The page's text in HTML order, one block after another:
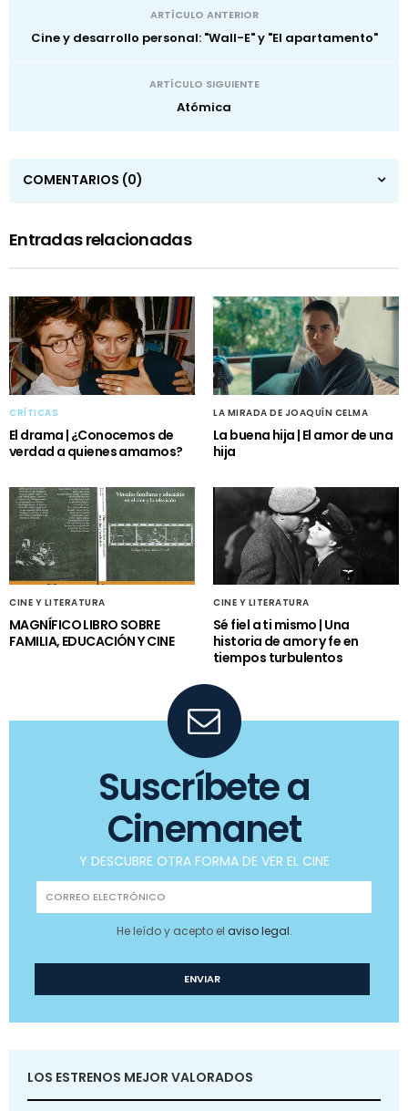
ARTÍCULO ANTERIOR
Cine y desarrollo personal: "Wall-E" y "El apartamento"
ARTÍCULO SIGUIENTE
Atómica
COMENTARIOS (0)
Entradas relacionadas
CRÍTICAS
El drama | ¿Conocemos de
verdad a quienes amamos?
LA MIRADA DE JOAQUÍN CELMA
La buena hija | El amor de una
hija
CINE Y LITERATURA
MAGNÍFICO LIBRO SOBRE
FAMILIA, EDUCACIÓN Y CINE
CINE Y LITERATURA
Sé fiel a ti mismo | Una
historia de amor y fe en
tiempos turbulentos
Suscríbete a
Cinemanet
Y DESCUBRE OTRA FORMA DE VER EL CINE
He leído y acepto el aviso legal.
LOS ESTRENOS MEJOR VALORADOS